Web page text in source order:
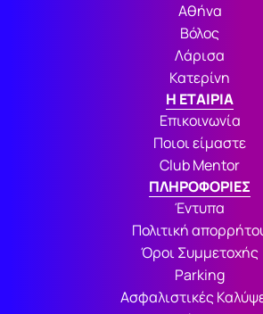
Αθήνα
Βόλος
Λάρισα
Κατερίνη
Η ΕΤΑΙΡΙΑ
Επικοινωνία
Ποιοι είμαστε
Club Mentor
ΠΛΗΡΟΦΟΡΙΕΣ
Έντυπα
Πολιτική
Όροι Συμμετοχής
Parking
Ασφαλιστικές